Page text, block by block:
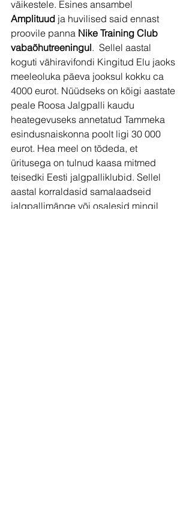
väikestele. Esines ansambel
Amplituud ja huvilised said ennast
proovile panna Nike Training Club
vabaõhutreeningul.  Sellel aastal
koguti vähiravifondi Kingitud Elu jaoks
meeleoluka päeva jooksul kokku ca
4000 eurot. Nüüdseks on kõigi aastate
peale Roosa Jalgpalli kaudu
heategevuseks annetatud Tammeka
esindusnaiskonna poolt ligi 30 000
eurot. Hea meel on tõdeda, et
üritusega on tulnud kaasa mitmed
teisedki Eesti jalgpalliklubid. Sellel
aastal korraldasid samalaadseid
jalgpallimänge või osalesid mingil